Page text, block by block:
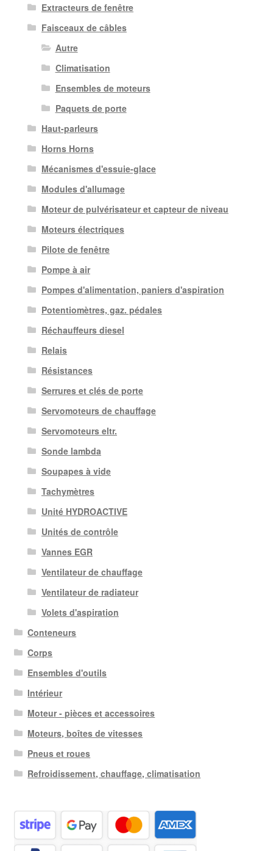
Extracteurs de fenêtre
Faisceaux de câbles
Autre
Climatisation
Ensembles de moteurs
Paquets de porte
Haut-parleurs
Horns Horns
Mécanismes d'essuie-glace
Modules d'allumage
Moteur de pulvérisateur et capteur de niveau
Moteurs électriques
Pilote de fenêtre
Pompe à air
Pompes d'alimentation, paniers d'aspiration
Potentiomètres, gaz. pédales
Réchauffeurs diesel
Relais
Résistances
Serrures et clés de porte
Servomoteurs de chauffage
Servomoteurs eltr.
Sonde lambda
Soupapes à vide
Tachymètres
Unité HYDROACTIVE
Unités de contrôle
Vannes EGR
Ventilateur de chauffage
Ventilateur de radiateur
Volets d'aspiration
Conteneurs
Corps
Ensembles d'outils
Intérieur
Moteur - pièces et accessoires
Moteurs, boîtes de vitesses
Pneus et roues
Refroidissement, chauffage, climatisation